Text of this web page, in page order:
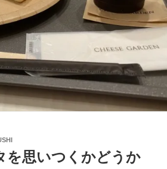
を思いつくかどうか